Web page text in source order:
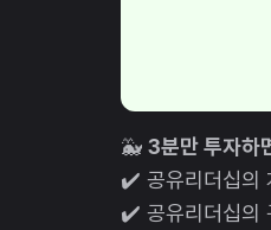
🐳 3분만 투자하
✔️ 공유리더십의
✔️ 공유리더십의